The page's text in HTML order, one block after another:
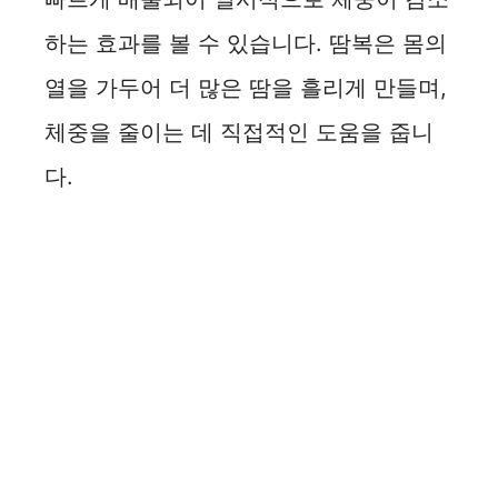
하는 효과를 볼 수 있습니다. 땀복은 몸의
열을 가두어 더 많은 땀을 흘리게 만들며,
체중을 줄이는 데 직접적인 도움을 줍니
다.